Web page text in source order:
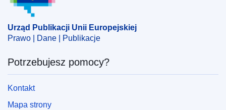
Urząd Publikacji Unii Europejskiej
Prawo | Dane | Publikacje
Potrzebujesz pomocy?
Kontakt
Mapa strony